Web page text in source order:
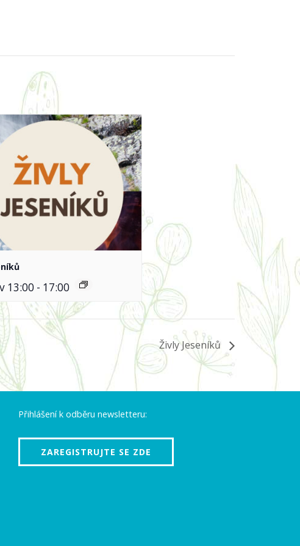
13:00 - 17:00
Živly Jeseníků
Přihlášení k odběru newsletteru:
ZAREGISTRUJTE SE ZDE